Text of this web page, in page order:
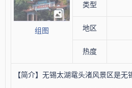
组图
类型
地区
热度
【简介】无锡太湖鼋头渚风景区是